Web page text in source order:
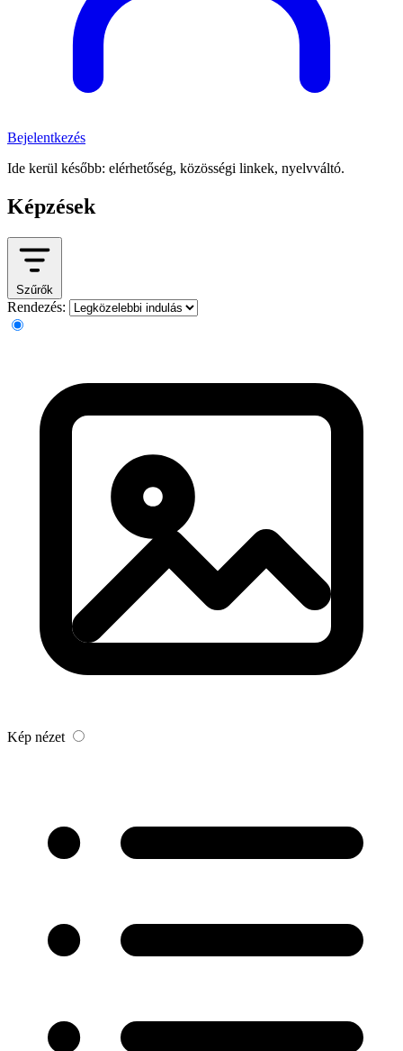
Bejelentkezés
Ide kerül később: elérhetőség, közösségi linkek, nyelvváltó.
Képzések
Szűrők
Rendezés:
Kép nézet